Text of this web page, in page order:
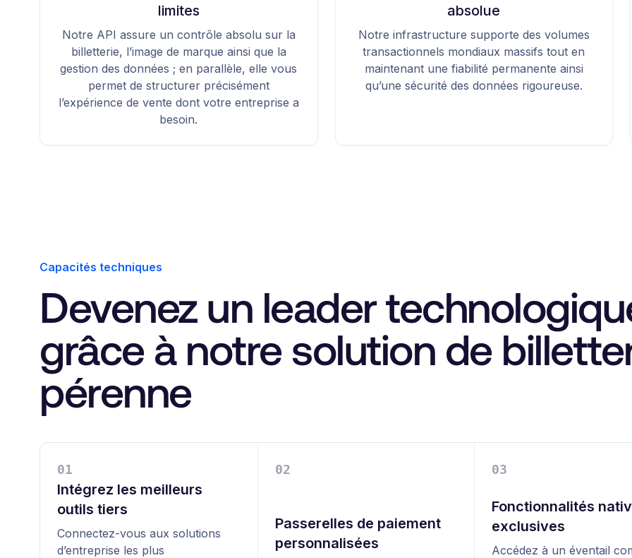
limites
Notre API assure un contrôle absolu sur la
billetterie, l’image de marque ainsi que la
gestion des données ; en parallèle, elle vous
permet de structurer précisément
l’expérience de vente dont votre entreprise a
besoin.
absolue
Notre infrastructure supporte des volumes
transactionnels mondiaux massifs tout en
maintenant une fiabilité permanente ainsi
qu’une sécurité des données rigoureuse.
Capacités techniques
Devenez un leader
grâce à notre solution de
pérenne
01
Intégrez les meilleurs
outils tiers
Connectez-vous aux solutions
d’entreprise les plus
02
Passerelles de paiement
personnalisées
03
Fonctionnalités
exclusives
Accédez à un éventail